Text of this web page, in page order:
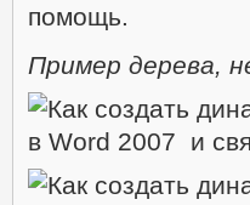
помощь.
Пример дерева,